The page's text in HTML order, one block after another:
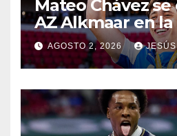
Mateo Chávez
AZ Alkmaar en
de Países Bajos
AGOSTO 2, 2026